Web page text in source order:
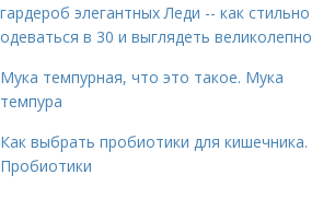
гардероб элегантных Леди -- как стильно
одеваться в 30 и выглядеть великолепно
Мука темпурная, что это такое. Мука
темпура
Как выбрать пробиотики для кишечника.
Пробиотики